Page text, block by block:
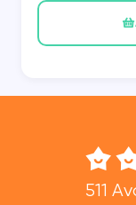
511